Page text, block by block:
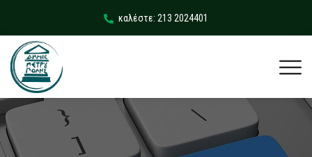
καλέστε: 213 2024401